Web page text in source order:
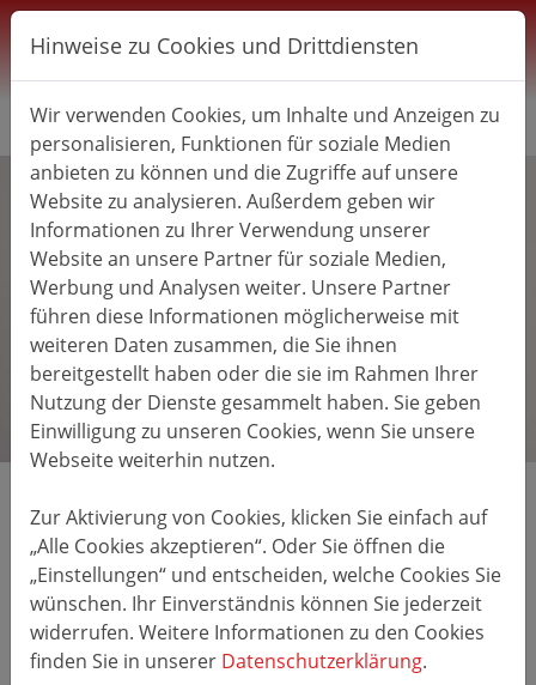
Direkt zur Hauptnavigation springen
Direkt zum Inhalt springen
Zur Unternavigation springen
Gabriele Leipold: über mich
Dipl.-Sozialpädagogin (FH)
Heilpraktikerin für Psychotherapie
Ausbildung in beziehungs-analytischer
Hinweise zu Cookies und Drittdiensten
Wir verwenden Cookies, um Inhalte und Anzeigen zu
personalisieren, Funktionen für soziale Medien
anbieten zu können und die Zugriffe auf unsere
Website zu analysieren. Außerdem geben wir
Informationen zu Ihrer Verwendung unserer
Website an unsere Partner für soziale Medien,
Werbung und Analysen weiter. Unsere Partner
führen diese Informationen möglicherweise mit
weiteren Daten zusammen, die Sie ihnen
bereitgestellt haben oder die sie im Rahmen Ihrer
Nutzung der Dienste gesammelt haben. Sie geben
Einwilligung zu unseren Cookies, wenn Sie unsere
Webseite weiterhin nutzen.
Zur Aktivierung von Cookies, klicken Sie einfach auf
„Alle Cookies akzeptieren“. Oder Sie öffnen die
„Einstellungen“ und entscheiden, welche Cookies Sie
wünschen. Ihr Einverständnis können Sie jederzeit
widerrufen. Weitere Informationen zu den Cookies
finden Sie in unserer Datenschutzerklärung.